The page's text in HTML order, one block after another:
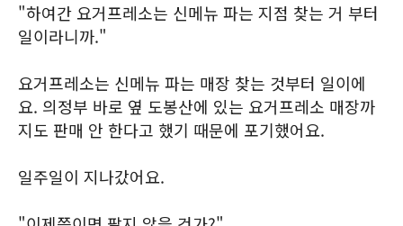
"하여간 요거프레소는 신메뉴 파는 지점 찾는 거 부터
일이라니까."
요거프레소는 신메뉴 파는 매장 찾는 것부터 일이에
요. 의정부 바로 옆 도봉산에 있는 요거프레소 매장까
지도 판매 안 한다고 했기 때문에 포기했어요.
일주일이 지나갔어요.